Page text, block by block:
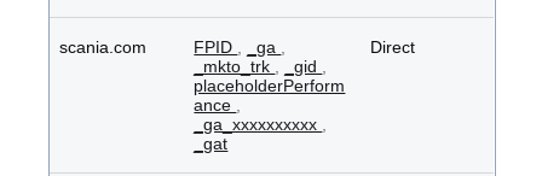
scania.com FPID _ga
_mkto_trk
_gid
placeholderPerform
ance
_ga_xxxxxxxxxx
_gat
Direct